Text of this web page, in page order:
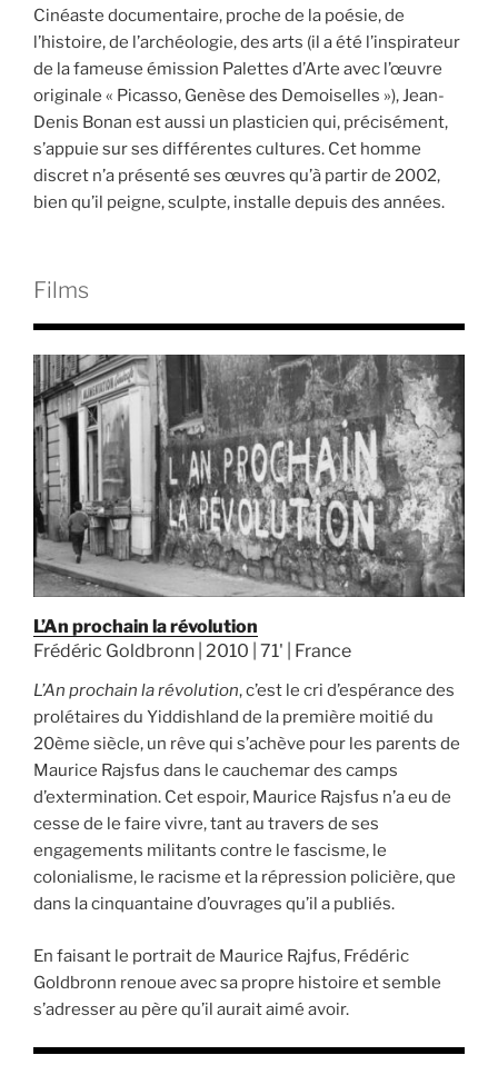
Cinéaste documentaire, proche de la poésie, de
l’histoire, de l’archéologie, des arts (il a été l’inspirateur
de la fameuse émission Palettes d’Arte avec l’œuvre
originale « Picasso, Genèse des Demoiselles »), Jean-
Denis Bonan est aussi un plasticien qui, précisément,
s’appuie sur ses différentes cultures. Cet homme
discret n’a présenté ses œuvres qu’à partir de 2002,
bien qu’il peigne, sculpte, installe depuis des années.
Films
L’An prochain la révolution
Frédéric Goldbronn | 2010 | 71' | France
L’An prochain la révolution, c’est le cri d’espérance des
prolétaires du Yiddishland de la première moitié du
20ème siècle, un rêve qui s’achève pour les parents de
Maurice Rajsfus dans le cauchemar des camps
d’extermination. Cet espoir, Maurice Rajsfus n’a eu de
cesse de le faire vivre, tant au travers de ses
engagements militants contre le fascisme, le
colonialisme, le racisme et la répression policière, que
dans la cinquantaine d’ouvrages qu’il a publiés.
En faisant le portrait de Maurice Rajfus, Frédéric
Goldbronn renoue avec sa propre histoire et semble
s’adresser au père qu’il aurait aimé avoir.